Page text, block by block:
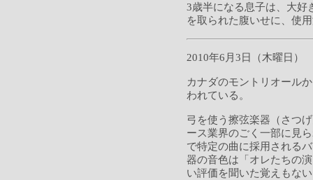
3歳半になる息子は、大好
を取られた腹いせに、使
2010年6月3日（木曜日）
カナダのモントリオール
われている。
弓を使う擦弦楽器（さつ
ース業界のごく一部に見
で特定の曲に採用される
器の音色は「オレたちの
い評価を聞いた覚えもな